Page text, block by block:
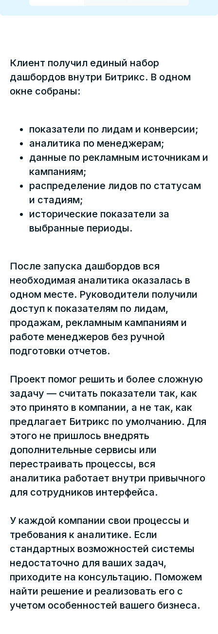
Клиент получил единый набор
дашбордов внутри Битрикс. В одном
окне собраны:
показатели по лидам и конверсии;
аналитика по менеджерам;
данные по рекламным источникам и
кампаниям;
распределение лидов по статусам
и стадиям;
исторические показатели за
выбранные периоды.
После запуска дашбордов вся
необходимая аналитика оказалась в
одном месте. Руководители получили
доступ к показателям по лидам,
продажам, рекламным кампаниям и
работе менеджеров без ручной
подготовки отчетов.
Проект помог решить и более сложную
задачу — считать показатели так, как
это принято в компании, а не так, как
предлагает Битрикс по умолчанию. Для
этого не пришлось внедрять
дополнительные сервисы или
перестраивать процессы, вся
аналитика работает внутри привычного
для сотрудников интерфейса.
У каждой компании свои процессы и
требования к аналитике. Если
стандартных возможностей системы
недостаточно для ваших задач,
приходите на консультацию. Поможем
найти решение и реализовать его с
учетом особенностей вашего бизнеса.
Другие кейсы
8 800 77 55 127
СВЯЖИТЕСЬ С НАМИ
hello@o2k.ru
Москва, Тверская, 6,
+7 (495) 975-91-27
Ульяновск, проезд Аполлона